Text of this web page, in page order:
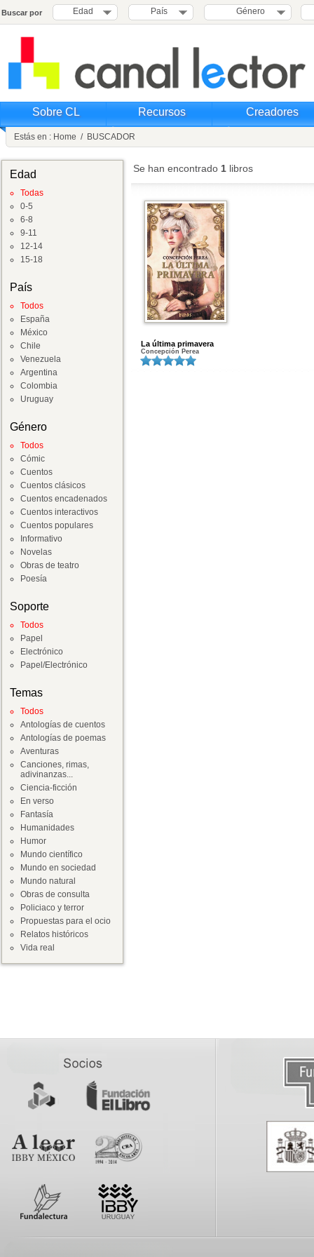
Buscar por Edad País Género
Sobre CL Recursos Creadores
Estás en : Home / BUSCADOR
Edad
Todas
0-5
6-8
9-11
12-14
15-18
País
Todos
España
México
Chile
Venezuela
Argentina
Colombia
Uruguay
Género
Todos
Cómic
Cuentos
Cuentos clásicos
Cuentos encadenados
Cuentos interactivos
Cuentos populares
Informativo
Novelas
Obras de teatro
Poesía
Soporte
Todos
Papel
Electrónico
Papel/Electrónico
Temas
Todos
Antologías de cuentos
Antologías de poemas
Aventuras
Canciones, rimas,
adivinanzas...
Ciencia-ficción
En verso
Fantasía
Humanidades
Humor
Mundo científico
Mundo en sociedad
Mundo natural
Obras de consulta
Policiaco y terror
Propuestas para el ocio
Relatos históricos
Vida real
Se han encontrado 1 libros
La última primavera
Concepción Perea